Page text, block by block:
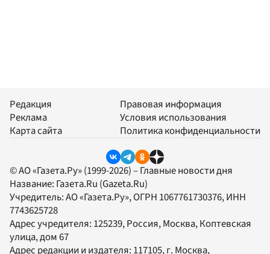
Редакция
Реклама
Карта сайта
Правовая информация
Условия использования
Политика конфиденциальности
© АО «Газета.Ру» (1999-2026) – Главные новости дня
Название: Газета.Ru (Gazeta.Ru)
Учредитель:АО «Газета.Ру», ОГРН 1067761730376, ИНН
7743625728
Адрес учредителя: 125239, Россия, Москва, Коптевская
улица, дом 67
Адрес редакции и издателя: 117105, г. Москва,